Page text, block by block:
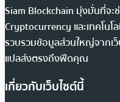
Siam Blockchain มุ่งมั่นที่จะ
Cryptocurrency และเทคโน
รวบรวมข้อมูลส่วนใหญ่จากเว็
แปลส่งตรงถึงฟีดคุณ
เกี่ยวกับเว็บไซต์นี้